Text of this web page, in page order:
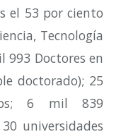
el 53 por ciento
Tecnología
993 Doctores en
doctorado); 25
6 mil 839
universidades